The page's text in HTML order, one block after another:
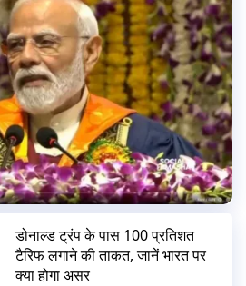
डोनाल्ड ट्रंप के पास 100 प्रतिशत
टैरिफ लगाने की ताकत, जानें भारत पर
क्या होगा असर